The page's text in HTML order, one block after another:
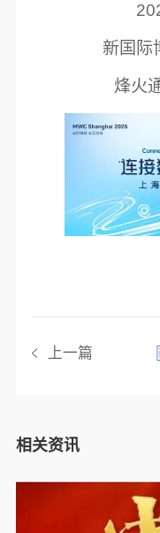
新国际
烽火
上一篇
相关资讯